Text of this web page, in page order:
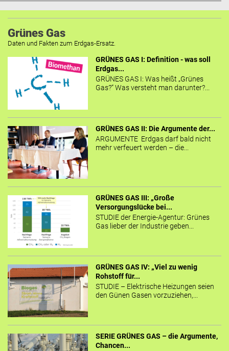
Grünes Gas
Daten und Fakten zum Erdgas-Ersatz.
GRÜNES GAS I: Definition - was soll
Erdgas...
GRÜNES GAS I: Was heißt „Grünes
Gas?“ Was versteht man darunter?...
GRÜNES GAS II: Die Argumente der...
ARGUMENTE Erdgas darf bald nicht
mehr verfeuert werden – die...
GRÜNES GAS III: „Große
Versorgungslücke bei...
STUDIE der Energie-Agentur: Grünes
Gas lieber der Industrie geben...
GRÜNES GAS IV: „Viel zu wenig
Rohstoff für...
STUDIE – Elektrische Heizungen seien
den Günen Gasen vorzuziehen,...
SERIE GRÜNES GAS – die Argumente,
Chancen...